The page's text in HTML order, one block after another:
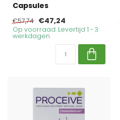
Capsules
€57,74 €47,24
Op voorraad. Levertijd 1 - 3
werkdagen